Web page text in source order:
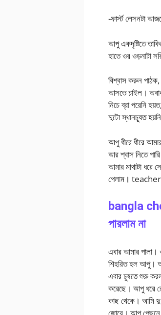
-ফার্স্ট লেসনটা
আপু একদৃষ্টিতে
হাতে ওর ওড়নাটা
বিশ্বাস করুন পাঠক,
আসতে চাইল।
নিচে ব্রা পরেনি
দুটো স্থানচ্যূত
আপু ধীরে ধীরে
আর শ্বাস নিতে
আমার মাথাটা ধরে
পেলাম।
bangla
পারলাম না
এবার আমার পালা।
শিহরিত হল আপু।
এবার চুষতে শুরু
করেছে। আপু ধরে
কাছ থেকে। আমি দু
জোরে। আপু পেছনে